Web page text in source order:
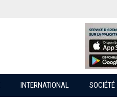
INTERNATIONAL SOCIÉTÉ